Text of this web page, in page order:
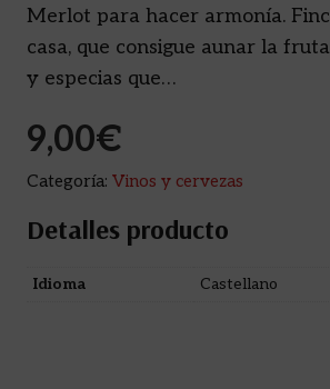
Merlot para hacer armonía.
casa, que consigue aunar la
y especias que…
9,00€
Categoría: Vinos y cervezas
Detalles producto
Idioma Castellano